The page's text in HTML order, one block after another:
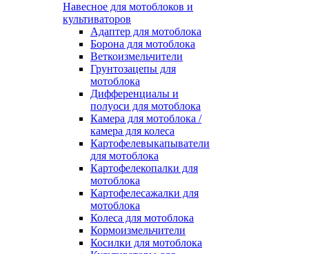
Навесное для мотоблоков и
культиваторов
Адаптер для мотоблока
Борона для мотоблока
Веткоизмельчители
Грунтозацепы для
мотоблока
Дифференциалы и
полуоси для мотоблока
Камера для мотоблока /
камера для колеса
Картофелевыкапыватели
для мотоблока
Картофелекопалки для
мотоблока
Картофелесажалки для
мотоблока
Колеса для мотоблока
Кормоизмельчители
Косилки для мотоблока